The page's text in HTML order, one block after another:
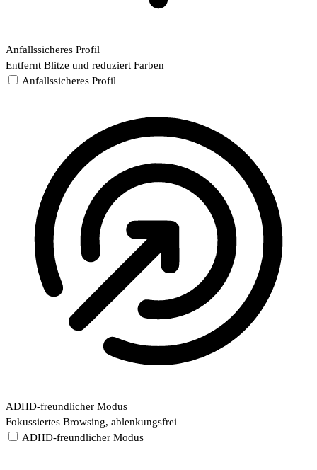
Anfallssicheres Profil
Entfernt Blitze und reduziert Farben
Anfallssicheres Profil
ADHD-freundlicher Modus
Fokussiertes Browsing, ablenkungsfrei
ADHD-freundlicher Modus